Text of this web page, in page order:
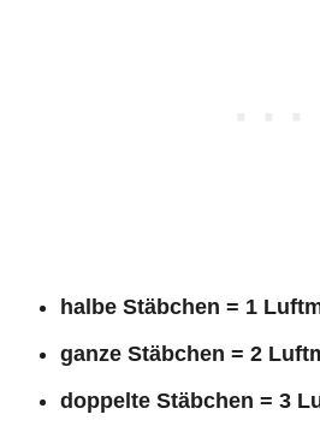
halbe Stäbchen = 1
ganze Stäbchen = 2
doppelte Stäbchen = 3